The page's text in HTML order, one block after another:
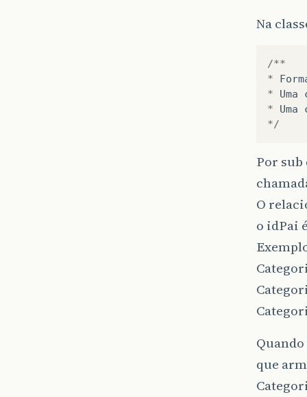
}
}
}
Na
/**
*
*
Uma
*
Uma
*/
Por
O
o idPai
que